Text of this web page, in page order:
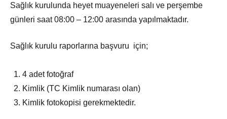
Sağlık kurulunda heyet muayeneleri salı ve perşembe
günleri saat 08:00 – 12:00 arasında yapılmaktadır.
Sağlık kurulu raporlarına başvuru için;
4 adet fotoğraf
Kimlik (TC Kimlik numarası olan)
Kimlik fotokopisi gerekmektedir.